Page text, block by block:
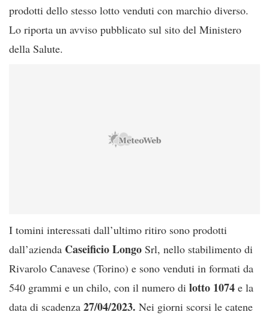
prodotti dello stesso lotto venduti con marchio diverso.
Lo riporta un avviso pubblicato sul sito del Ministero
della Salute.
I tomini interessati dall’ultimo ritiro sono prodotti
dall’azienda Caseificio Longo Srl, nello stabilimento di
Rivarolo Canavese (Torino) e sono venduti in formati da
540 grammi e un chilo, con il numero di lotto 1074 e la
data di scadenza 27/04/2023. Nei giorni scorsi le catene